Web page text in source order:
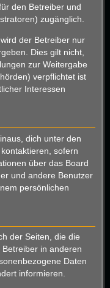
den Betreiber und
zugänglich.
der Betreiber nur
Dies gilt nicht,
zur Weitergabe
verpflichtet ist
Interessen
dich unter den
sofern
über das Board
und andere Benutzer
persönlichen
der Seiten, die die
in anderen
Daten
informieren.